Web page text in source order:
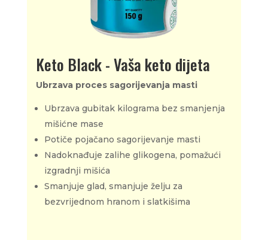
Keto Black - Vaša keto dijeta
Ubrzava proces sagorijevanja masti
Ubrzava gubitak kilograma bez smanjenja
mišićne mase
Potiče pojačano sagorijevanje masti
Nadoknađuje zalihe glikogena, pomažući
izgradnji mišića
Smanjuje glad, smanjuje želju za
bezvrijednom hranom i slatkišima